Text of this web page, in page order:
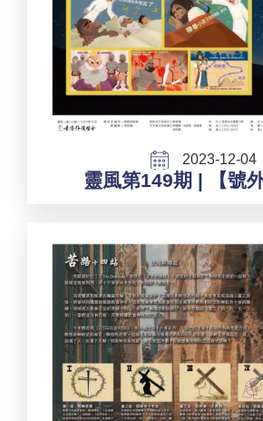
2023-12-04
靈風第149期 | 【號